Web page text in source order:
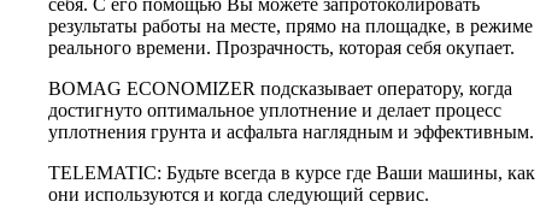
результаты работы на месте, прямо на площадке, в режиме
реального времени. Прозрачность, которая себя окупает.
BOMAG ECONOMIZER подсказывает оператору, когда
достигнуто оптимальное уплотнение и делает процесс
уплотнения грунта и асфальта наглядным и эффективным.
TELEMATIC: Будьте всегда в курсе где Ваши машины, как
они используются и когда следующий сервис.